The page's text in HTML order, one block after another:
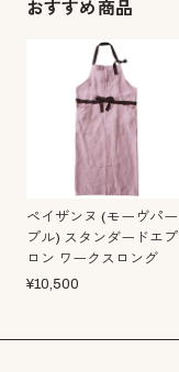
おすすめ商品
ペイザンヌ (モーヴパー
プル) スタンダードエプ
ロン ワークスロング
¥10,500